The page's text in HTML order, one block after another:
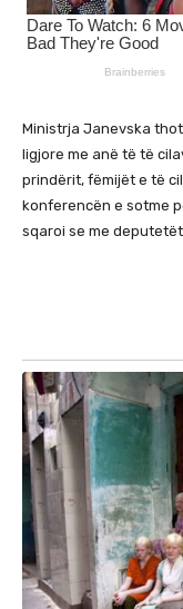
Ministrja Janevska
ligjore me anë të të
prindërit, fëmijët e të
konferencën e sotme
sqaroi se me